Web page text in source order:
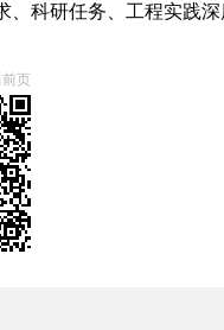
科研任务、工程实践深
页